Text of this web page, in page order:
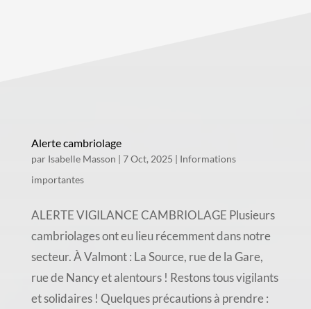
Alerte cambriolage
par Isabelle Masson | 7 Oct, 2025 | Informations
importantes
ALERTE VIGILANCE CAMBRIOLAGE Plusieurs
cambriolages ont eu lieu récemment dans notre
secteur. À Valmont : La Source, rue de la Gare,
rue de Nancy et alentours ! Restons tous vigilants
et solidaires ! Quelques précautions à prendre :